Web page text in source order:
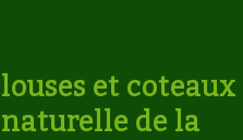
et coteaux
naturelle de la